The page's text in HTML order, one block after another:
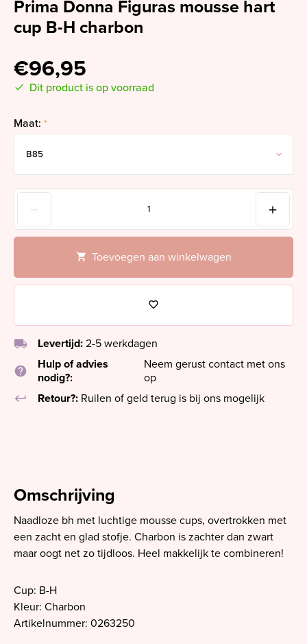
Prima Donna Figuras mousse hart
cup B-H charbon
€96,95
Dit product is op voorraad
Maat: *
Toevoegen aan winkelwagen
local_shipping Levertijd: 2-5 werkdagen
help
Hulp of advies
nodig?:
Neem gerust contact met ons
op
keyboard_return
Retour?: Ruilen of geld terug is bij ons mogelijk
Omschrijving
Naadloze bh met luchtige mousse cups, overtrokken met
een zacht en glad stofje. Charbon is zachter dan zwart
maar oogt net zo tijdloos. Heel makkelijk te combineren!
Cup: B-H
Kleur: Charbon
Artikelnummer: 0263250